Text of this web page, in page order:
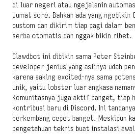
di luar negeri atau ngejalanin
Jumat sore. Bahkan ada yang
custom dan dikirim tiap pagi dalam
serba otomatis dan nggak bikin ribet.
Clawdbot ini dibikin sama Peter
developer jenius yang aslinya udah
karena saking excited-nya sama
unik, yaitu lobster luar angkasa
Komunitasnya juga aktif banget, tiap
kontribusi baru di Discord. Ini
berkembang cepet banget. Meskipun
pengetahuan teknis buat instalasi